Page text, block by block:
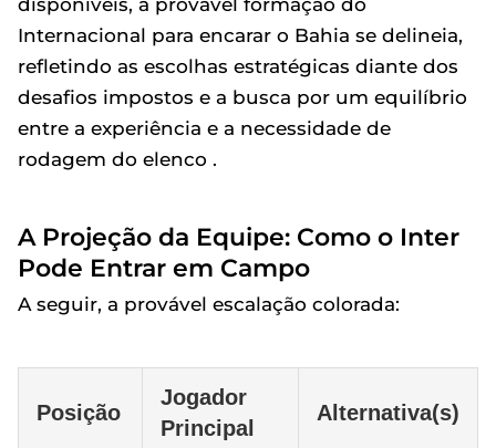
disponíveis, a provável formação do
Internacional para encarar o Bahia se delineia,
refletindo as escolhas estratégicas diante dos
desafios impostos e a busca por um equilíbrio
entre a experiência e a necessidade de
rodagem do elenco .
A Projeção da Equipe: Como o Inter
Pode Entrar em Campo
A seguir, a provável escalação colorada:
Posição
Jogador
Principal
Alternativa(s)